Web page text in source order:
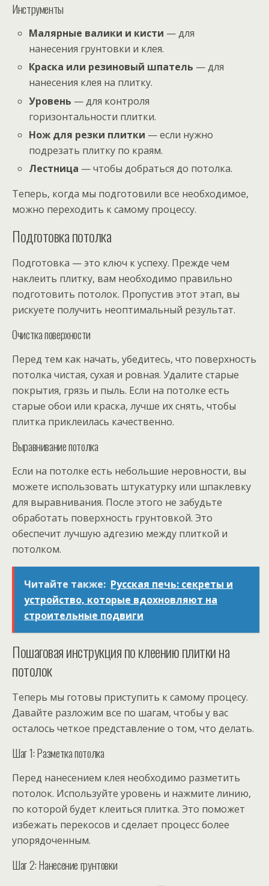
Инструменты
Малярные валики и кисти — для
нанесения грунтовки и клея.
Краска или резиновый шпатель — для
нанесения клея на плитку.
Уровень — для контроля
горизонтальности плитки.
Нож для резки плитки — если нужно
подрезать плитку по краям.
Лестница — чтобы добраться до потолка.
Теперь, когда мы подготовили все необходимое,
можно переходить к самому процессу.
Подготовка потолка
Подготовка — это ключ к успеху. Прежде чем
наклеить плитку, вам необходимо правильно
подготовить потолок. Пропустив этот этап, вы
рискуете получить неоптимальный результат.
Очистка поверхности
Перед тем как начать, убедитесь, что поверхность
потолка чистая, сухая и ровная. Удалите старые
покрытия, грязь и пыль. Если на потолке есть
старые обои или краска, лучше их снять, чтобы
плитка приклеилась качественно.
Выравнивание потолка
Если на потолке есть небольшие неровности, вы
можете использовать штукатурку или шпаклевку
для выравнивания. После этого не забудьте
обработать поверхность грунтовкой. Это
обеспечит лучшую адгезию между плиткой и
потолком.
Читайте также: Русская печь: секреты и
устройство, которые вдохновляют на
строительные подвиги
Пошаговая инструкция по клеению плитки на
потолок
Теперь мы готовы приступить к самому процесу.
Давайте разложим все по шагам, чтобы у вас
осталось четкое представление о том, что делать.
Шаг 1: Разметка потолка
Перед нанесением клея необходимо разметить
потолок. Используйте уровень и нажмите линию,
по которой будет клеиться плитка. Это поможет
избежать перекосов и сделает процесс более
упорядоченным.
Шаг 2: Нанесение грунтовки